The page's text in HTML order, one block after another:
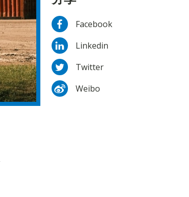
Facebook
Linkedin
Twitter
Weibo